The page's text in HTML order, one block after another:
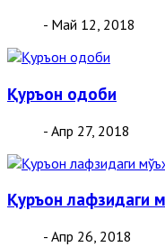
- Май 12, 2018
Қуръон одоби
- Апр 27, 2018
Қуръон лафзидаги
- Апр 26, 2018